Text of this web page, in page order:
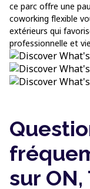
ce parc offre une
coworking flexible
extérieurs qui
professionnelle et
sur